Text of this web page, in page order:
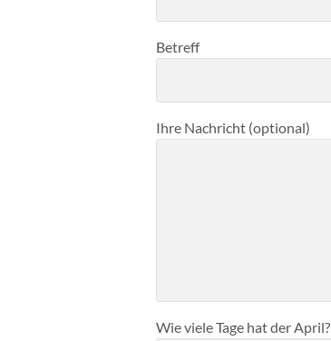
Betreff
Ihre Nachricht (optional)
Wie viele Tage hat der April?